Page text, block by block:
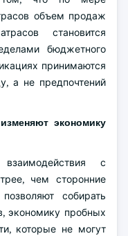
объем продаж
становится
бюджетного
принимаются
а не предпочтений
экономику
с
чем сторонние
собирать
экономику пробных
которые не могут